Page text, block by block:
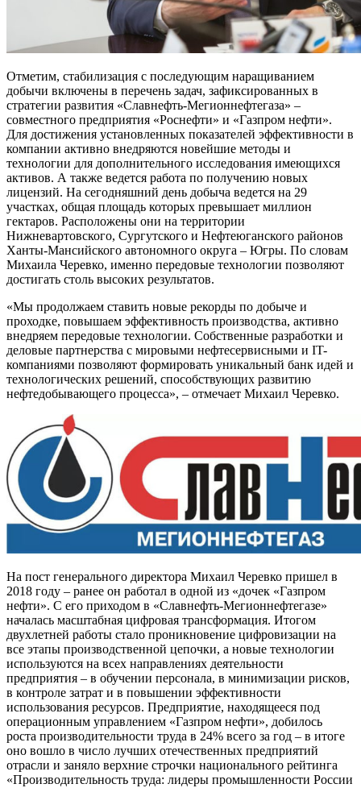
Отметим, стабилизация с последующим наращиванием
добычи включены в перечень задач, зафиксированных в
стратегии развития «Славнефть-Мегионнефтегаза» –
совместного предприятия «Роснефти» и «Газпром нефти».
Для достижения установленных показателей эффективности в
компании активно внедряются новейшие методы и
технологии для дополнительного исследования имеющихся
активов. А также ведется работа по получению новых
лицензий. На сегодняшний день добыча ведется на 29
участках, общая площадь которых превышает миллион
гектаров. Расположены они на территории
Нижневартовского, Сургутского и Нефтеюганского районов
Ханты-Мансийского автономного округа – Югры. По словам
Михаила Черевко, именно передовые технологии позволяют
достигать столь высоких результатов.
«Мы продолжаем ставить новые рекорды по добыче и
проходке, повышаем эффективность производства, активно
внедряем передовые технологии. Собственные разработки и
деловые партнерства с мировыми нефтесервисными и IT-
компаниями позволяют формировать уникальный банк идей и
технологических решений, способствующих развитию
нефтедобывающего процесса», – отмечает Михаил Черевко.
На пост генерального директора Михаил Черевко пришел в
2018 году – ранее он работал в одной из «дочек «Газпром
нефти». С его приходом в «Славнефть-Мегионнефтегазе»
началась масштабная цифровая трансформация. Итогом
двухлетней работы стало проникновение цифровизации на
все этапы производственной цепочки, а новые технологии
используются на всех направлениях деятельности
предприятия – в обучении персонала, в минимизации рисков,
в контроле затрат и в повышении эффективности
использования ресурсов. Предприятие, находящееся под
операционным управлением «Газпром нефти», добилось
роста производительности труда в 24% всего за год – в итоге
оно вошло в число лучших отечественных предприятий
отрасли и заняло верхние строчки национального рейтинга
«Производительность труда: лидеры промышленности России